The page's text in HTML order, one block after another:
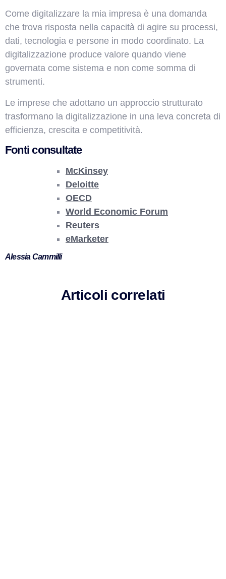
Come digitalizzare la mia impresa è una domanda
che trova risposta nella capacità di agire su processi,
dati, tecnologia e persone in modo coordinato. La
digitalizzazione produce valore quando viene
governata come sistema e non come somma di
strumenti.
Le imprese che adottano un approccio strutturato
trasformano la digitalizzazione in una leva concreta di
efficienza, crescita e competitività.
Fonti consultate
McKinsey
Deloitte
OECD
World Economic Forum
Reuters
eMarketer
Alessia Cammilli
Articoli correlati